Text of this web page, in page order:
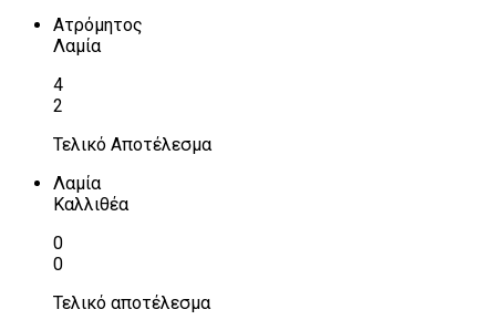
Ατρόμητος
Λαμία
4
2
Τελικό Αποτέλεσμα
Λαμία
Καλλιθέα
0
0
Τελικό αποτέλεσμα